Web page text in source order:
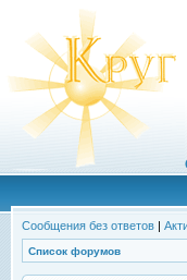
Сообщения без ответов |
Список форумов